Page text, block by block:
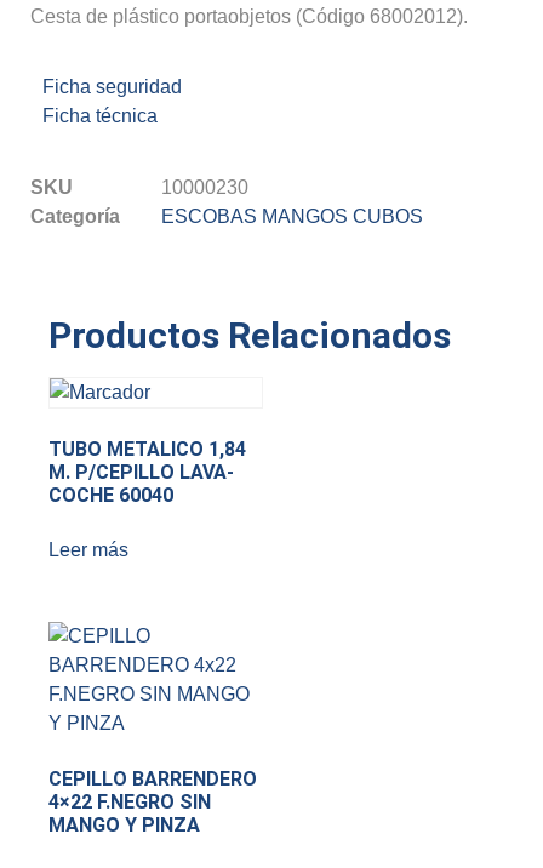
Cesta de plástico portaobjetos (Código 68002012).
Ficha seguridad
Ficha técnica
SKU
10000230
Categoría
ESCOBAS MANGOS CUBOS
Productos Relacionados
TUBO METALICO 1,84
M. P/CEPILLO LAVA-
COCHE 60040
Leer más
CEPILLO BARRENDERO
4×22 F.NEGRO SIN
MANGO Y PINZA